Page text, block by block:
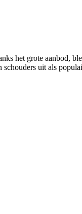
het grote aanbod,
uit als